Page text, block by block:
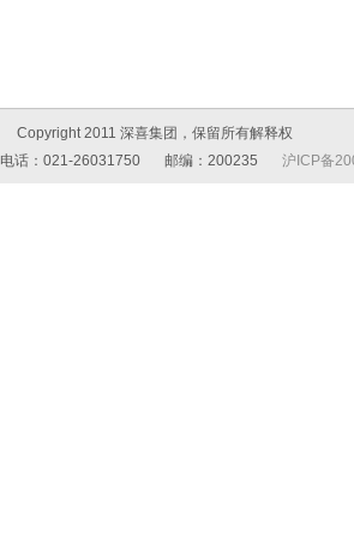
Copyright 2011 深喜集团，保留所有解释权
电话：021-26031750 邮编：200235 沪ICP备